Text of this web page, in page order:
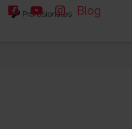
Profesionales Blog